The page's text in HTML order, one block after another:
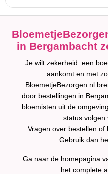
in Bergambacht
Je wilt zekerheid: een
aankomt en met
BloemetjeBezorgen.nl
door bestellingen in
bloemisten uit de
status volgen
Vragen over bestellen of
Gebruik dan
Ga naar de homepagina
het complete